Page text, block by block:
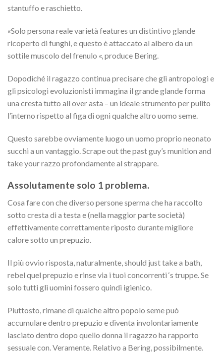
stantuffo e raschietto.
«Solo persona reale varietà features un distintivo glande
ricoperto di funghi, e questo è attaccato al albero da un
sottile muscolo del frenulo «, produce Bering.
Dopodiché il ragazzo continua precisare che gli antropologi e
gli psicologi evoluzionisti immagina il grande glande forma
una cresta tutto all over asta – un ideale strumento per pulito
l’interno rispetto al figa di ogni qualche altro uomo seme.
Questo sarebbe ovviamente luogo un uomo proprio neonato
succhi a un vantaggio. Scrape out the past guy’s munition and
take your razzo profondamente al strappare.
Assolutamente solo 1 problema.
Cosa fare con che diverso persone sperma che ha raccolto
sotto cresta di a testa e (nella maggior parte società)
effettivamente correttamente riposto durante migliore
calore sotto un prepuzio.
Il più ovvio risposta, naturalmente, should just take a bath,
rebel quel prepuzio e rinse via i tuoi concorrenti ‘s truppe. Se
solo tutti gli uomini fossero quindi igienico.
Piuttosto, rimane di qualche altro popolo seme può
accumulare dentro prepuzio e diventa involontariamente
lasciato dentro dopo quello donna il ragazzo ha rapporto
sessuale con. Veramente. Relativo a Bering, possibilmente.